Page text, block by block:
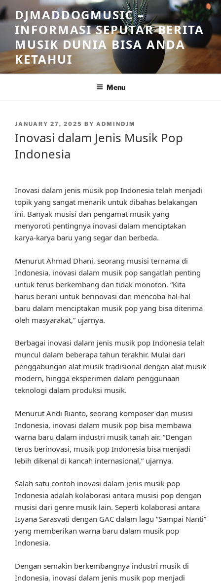
Skip
to
content
DJMADDOGMUSIC –
INFORMASI SEPUTAR BERITA
MUSIK DUNIA BISA ANDA
KETAHUI
Menu
POSTED
JANUARY 27, 2025 BY ADMINDJM
Inovasi dalam Jenis Musik Pop
Indonesia
Inovasi dalam jenis musik pop Indonesia telah menjadi
topik yang sangat menarik untuk dibahas belakangan
ini. Banyak musisi dan pengamat musik yang
menyoroti pentingnya inovasi dalam menciptakan
karya-karya baru yang segar dan berbeda.
Menurut Ahmad Dhani, seorang musisi ternama di
Indonesia, inovasi dalam musik pop sangatlah penting
untuk terus berkembang dan tidak monoton. “Kita
harus berani untuk berinovasi dan mencoba hal-hal
baru dalam menciptakan musik pop yang bisa diterima
oleh masyarakat,” ujarnya.
Berbagai inovasi dalam jenis musik pop Indonesia telah
muncul dalam beberapa tahun terakhir. Mulai dari
penggabungan alat musik tradisional dengan alat musik
modern, hingga eksperimen dalam penggunaan
teknologi dalam produksi musik.
Menurut Andi Rianto, seorang komposer dan musisi
Indonesia, inovasi dalam musik pop bisa membawa
warna baru dalam industri musik tanah air. “Dengan
terus berinovasi, musik pop Indonesia bisa menjadi
lebih dikenal di kancah internasional,” ujarnya.
Salah satu contoh inovasi dalam jenis musik pop
Indonesia adalah kolaborasi antara musisi pop dengan
musisi dari genre musik lain. Seperti kolaborasi antara
Isyana Sarasvati dengan GAC dalam lagu “Sampai Nanti”
yang memberikan warna baru dalam musik pop
Indonesia.
Dengan semakin berkembangnya industri musik di
Indonesia, inovasi dalam jenis musik pop menjadi